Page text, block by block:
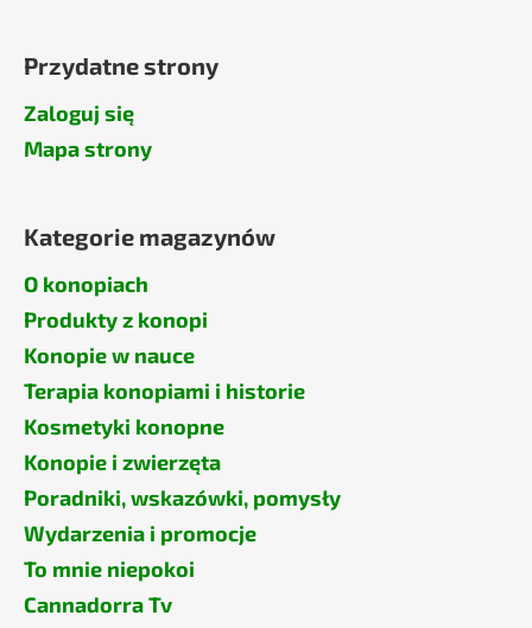
Przydatne strony
Zaloguj się
Mapa strony
Kategorie magazynów
O konopiach
Produkty z konopi
Konopie w nauce
Terapia konopiami i historie
Kosmetyki konopne
Konopie i zwierzęta
Poradniki, wskazówki, pomysły
Wydarzenia i promocje
To mnie niepokoi
Cannadorra Tv